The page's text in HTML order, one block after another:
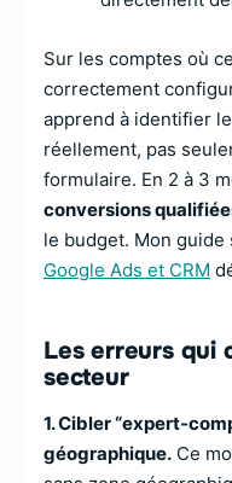
Sur les comptes où
correctement
apprend à identifier
réellement, pas
formulaire. En 2 à 3
conversions
le budget. Mon guide
Google Ads et CRM
Les erreurs qui
secteur
1. Cibler “expert-
géographique. Ce